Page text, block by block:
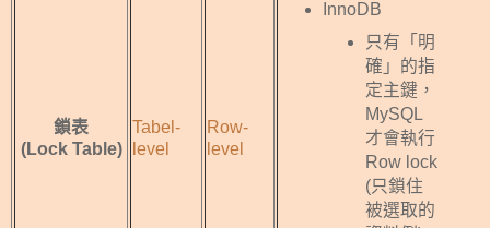
鎖表
(Lock Table)
Tabel-
level
Row-
level
InnoDB
只有「明
確」的指
定主鍵，
MySQL
才會執行
Row lock
(只鎖住
被選取的